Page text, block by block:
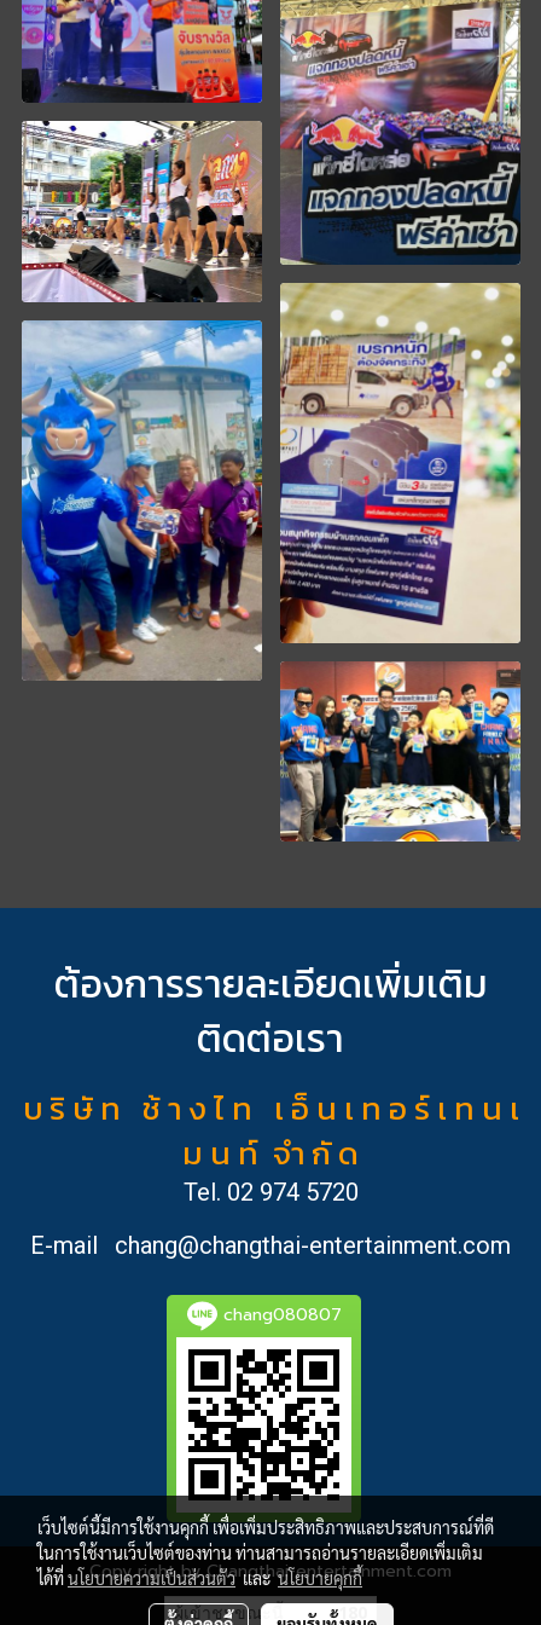
ต้องการรายละเอียดเพิ่มเติม
ติดต่อเรา
บ ริ ษั ท ช้ า ง ไ ท เ อ็ น เ ท อ ร์ เ ท น เ
ม น ท์ จำ กั ด
Tel. 02 974 5720
E-mail
chang@changthai-entertainment.com
chang080807
Copy right by Changthai-entertainment.com
ผู้เข้าชมขณะนี้ 180
เว็บไซต์นี้มีการใช้งานคุกกี้ เพื่อเพิ่มประสิทธิภาพและประสบการณ์ที่ดี
ในการใช้งานเว็บไซต์ของท่าน ท่านสามารถอ่านรายละเอียดเพิ่มเติม
ได้ที่นโยบายความเป็นส่วนตัวและนโยบายคุกกี้